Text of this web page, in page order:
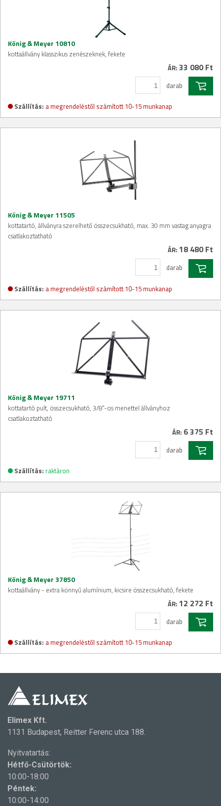
König & Meyer 10810
kottaállvány klasszikus zenészeknek, fekete
ÁR: 33 080 Ft
darab
Szállítás: a megrendeléstől számított 10-15 munkanap
König & Meyer 11505
kottatartó, állványra szerelhető összecsukható, max. 30 mm vastag anyagra
csatlakoztatható
ÁR: 18 480 Ft
darab
Szállítás: a megrendeléstől számított 10-15 munkanap
König & Meyer 19711
kottatartó pult, összecsukható, 3/8"-os menettel állványhoz
csatlakoztatható
ÁR: 6 375 Ft
darab
Szállítás: raktáron
König & Meyer 37850
kottaállvány - extra könnyű alumínium, kicsire összecsukható, fekete
ÁR: 12 272 Ft
darab
Szállítás: a megrendeléstől számított 10-15 munkanap
Elimex Kft.
1131 Budapest, Reitter Ferenc utca 188.
Nyitvatartás:
Hétfő-Csütörtök:
10:00-18:00
Péntek:
10:00-14:00